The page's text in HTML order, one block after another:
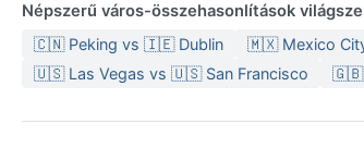
Népszerű város-összehasonlítások
🇨🇳 Peking vs 🇮🇪 Dublin 🇲🇽 Mexico
🇺🇸 Las Vegas vs 🇺🇸 San Francisco
🇬🇧